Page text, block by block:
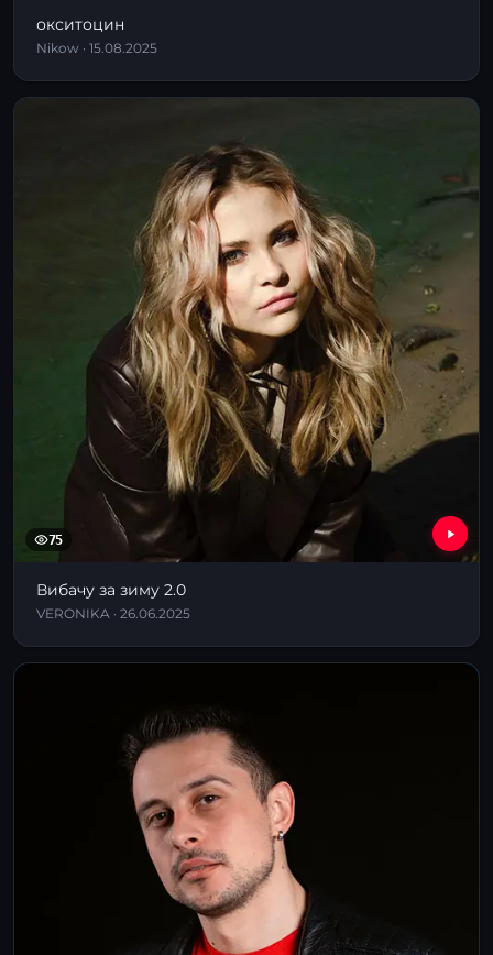
окситоцин
Nikow · 15.08.2025
75
Вибачу за зиму 2.0
VERONIKA · 26.06.2025